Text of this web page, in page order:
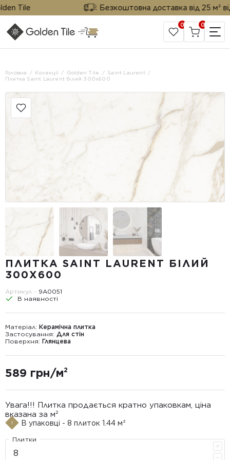
Tile Безкоштовна доставка від 25 м² від
САЙТ КОМПАНІЇ
0 0
Головна Колекції Golden Tile
Saint Laurent
Плитка Saint Laurent бiлий 300x600
ПЛИТКА SAINT LAURENT БIЛИЙ
300X600
Артикул - 9А0051
В наявності
Матеріал: Керамічна плитка
Застосування: Для стін
Поверхня: Глянцева
589 грн/м²
Увага!!! Плитка продається кратно упаковкам, ціна
вказана за м²
В упаковці - 8 плиток 1.44 м²
Плитки